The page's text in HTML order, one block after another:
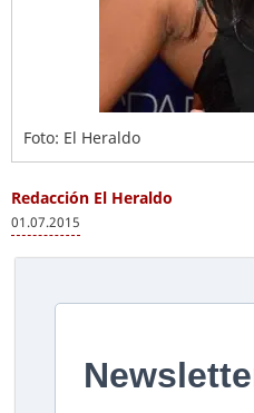
Foto: El Heraldo
Redacción El Heraldo
01.07.2015